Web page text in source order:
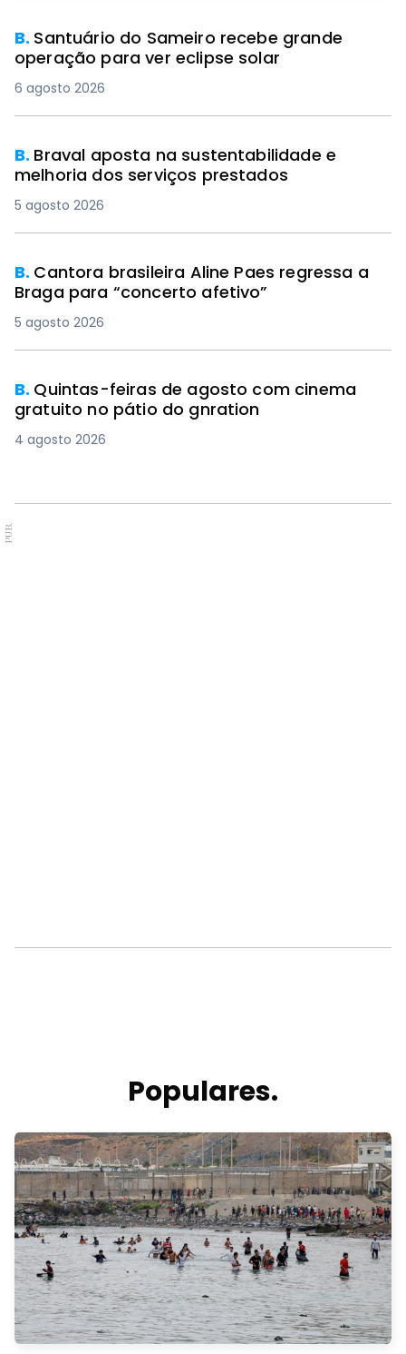
B. Santuário do Sameiro recebe grande
operação para ver eclipse solar
6 agosto 2026
B. Braval aposta na sustentabilidade e
melhoria dos serviços prestados
5 agosto 2026
B. Cantora brasileira Aline Paes regressa a
Braga para “concerto afetivo”
5 agosto 2026
B. Quintas-feiras de agosto com cinema
gratuito no pátio do gnration
4 agosto 2026
PUB.
Populares.